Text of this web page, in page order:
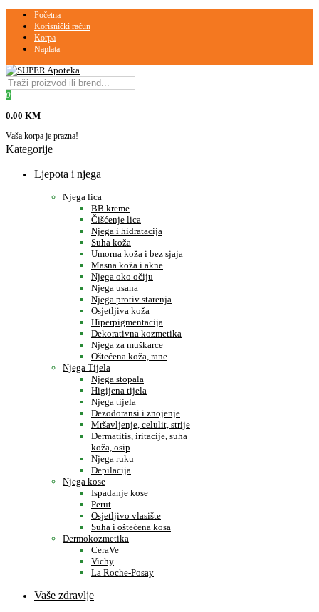
Početna
Korisnički račun
Korpa
Naplata
0
0.00 KM
Vaša korpa je prazna!
Kategorije
Ljepota i njega
Njega lica
BB kreme
Čišćenje lica
Njega i hidratacija
Suha koža
Umorna koža i bez sjaja
Masna koža i akne
Njega oko očiju
Njega usana
Njega protiv starenja
Osjetljiva koža
Hiperpigmentacija
Dekorativna kozmetika
Njega za muškarce
Oštećena koža, rane
Njega Tijela
Njega stopala
Higijena tijela
Njega tijela
Dezodoransi i znojenje
Mršavljenje, celulit, strije
Dermatitis, iritacije, suha
koža, osip
Njega ruku
Depilacija
Njega kose
Ispadanje kose
Perut
Osjetljivo vlasište
Suha i oštećena kosa
Dermokozmetika
CeraVe
Vichy
La Roche-Posay
Vaše zdravlje